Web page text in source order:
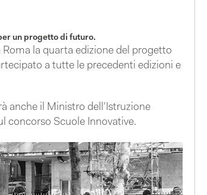
un progetto di futuro.
Roma la quarta edizione del progetto
a tutte le precedenti edizioni e
anche il Ministro dell’Istruzione
concorso Scuole Innovative.